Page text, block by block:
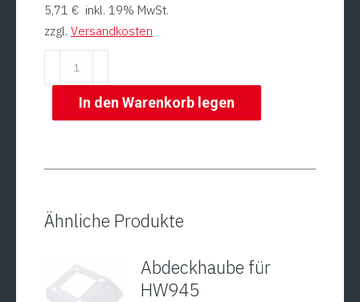
5,71 € inkl. 19% MwSt.
zzgl. Versandkosten
250
In den Warenkorb legen
Ähnliche Produkte
Abdeckhaube für
HW945